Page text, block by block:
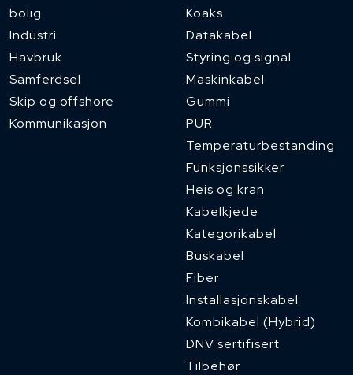
bolig
Industri
Havbruk
Samferdsel
Skip og offshore
Kommunikasjon
Koaks
Datakabel
Styring og signal
Maskinkabel
Gummi
PUR
Temperaturbestanding
Funksjonssikker
Heis og kran
Kabelkjede
Kategorikabel
Buskabel
Fiber
Installasjonskabel
Kombikabel (Hybrid)
DNV sertifisert
Tilbehør